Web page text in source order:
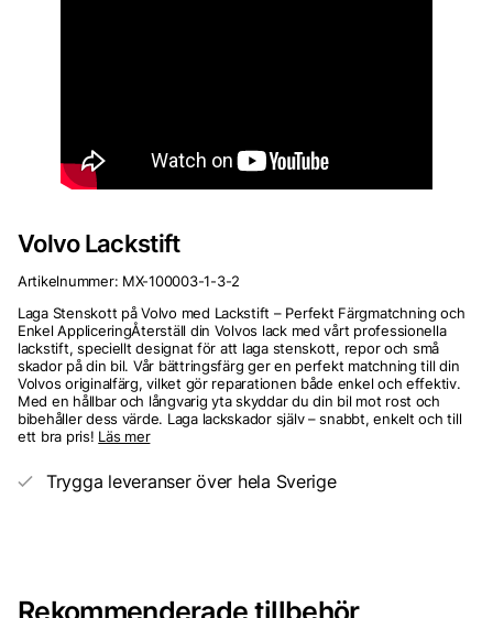
Volvo Lackstift
Artikelnummer: MX-100003-1-3-2
Laga Stenskott på Volvo med Lackstift – Perfekt Färgmatchning och
Enkel AppliceringÅterställ din Volvos lack med vårt professionella
lackstift, speciellt designat för att laga stenskott, repor och små
skador på din bil. Vår bättringsfärg ger en perfekt matchning till din
Volvos originalfärg, vilket gör reparationen både enkel och effektiv.
Med en hållbar och långvarig yta skyddar du din bil mot rost och
bibehåller dess värde. Laga lackskador själv – snabbt, enkelt och till
ett bra pris! Läs mer
Trygga leveranser över hela Sverige
Rekommenderade tillbehör